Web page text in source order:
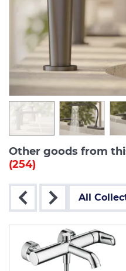
Other goods from
(254)
All